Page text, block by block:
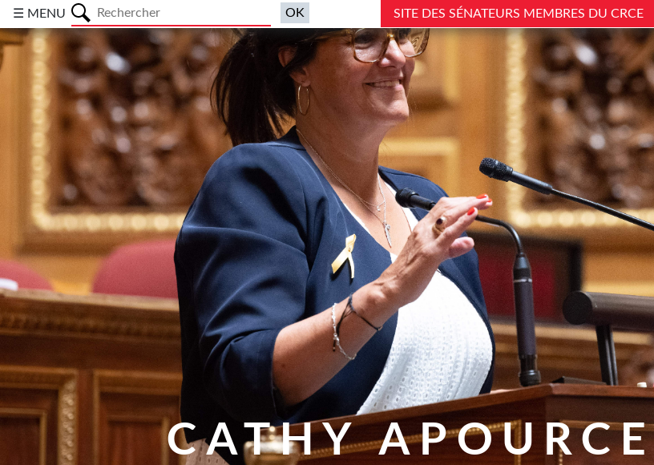
☰ MENU SITE DES SÉNATEURS MEMBRES DU CRCE
CATHY